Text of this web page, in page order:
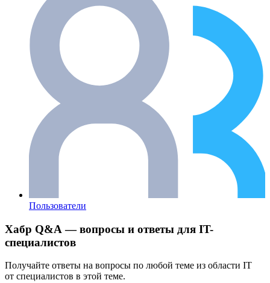
Пользователи
Хабр Q&A — вопросы и ответы для IT-
специалистов
Получайте ответы на вопросы по любой теме из области IT
от специалистов в этой теме.